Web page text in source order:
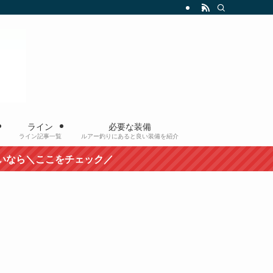
ライン
ライン記事一覧
必要な装備
ルアー釣りにあると良い装備を紹介
チェック／